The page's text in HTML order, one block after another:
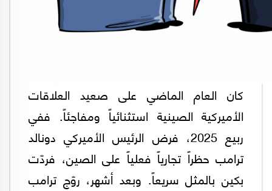
كان العام الماضي على صعيد العلاقات
الأميركية الصينية استثنائياً ومفاجئاً. ففي
ربيع 2025، فرض الرئيس الأميركي دونالد
ترامب حظراً تجارياً فعلياً على الصين، فردّت
بكين بالمثل سريعاً. وبعد أشهر، روّج ترامب